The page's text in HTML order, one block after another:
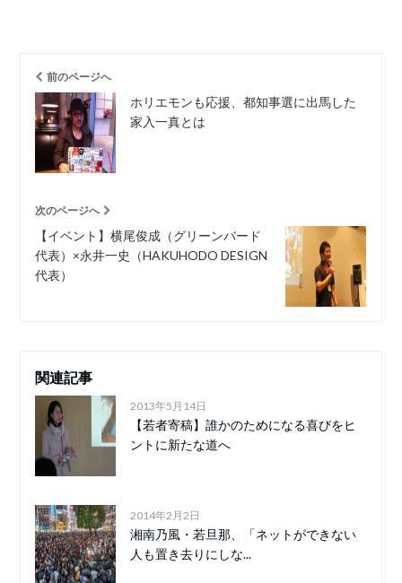
前のページへ
ホリエモンも応援、都知事選に出馬した
家入一真とは
次のページへ
【イベント】横尾俊成（グリーンバード
代表）×永井一史（HAKUHODO DESIGN
代表）
関連記事
2013年5月14日
【若者寄稿】誰かのためになる喜びをヒ
ントに新たな道へ
2014年2月2日
湘南乃風・若旦那、「ネットができない
人も置き去りにしな...